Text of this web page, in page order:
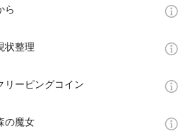
ら
整理
ーピングコイン
の魔女